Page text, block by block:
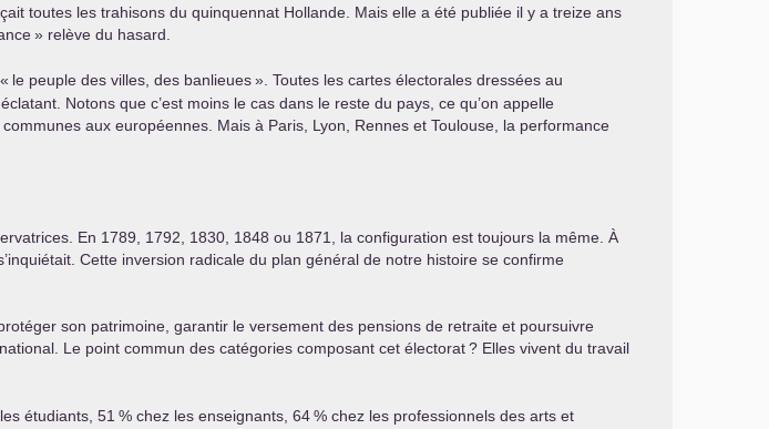
toutes les trahisons du quinquennat Hollande. Mais elle a été publiée il y a treize ans
» relève du hasard.
le peuple des villes, des banlieues». Toutes les cartes électorales dressées au
Notons que c’est moins le cas dans le reste du pays, ce qu’on appelle
communes aux européennes. Mais à Paris, Lyon, Rennes et Toulouse, la performance
En 1789, 1792, 1830, 1848 ou 1871, la configuration est toujours la même. À
Cette inversion radicale du plan général de notre histoire se confirme
son patrimoine, garantir le versement des pensions de retraite et poursuivre
Le point commun des catégories composant cet électorat? Elles vivent du travail
étudiants, 51 % chez les enseignants, 64% chez les professionnels des arts et